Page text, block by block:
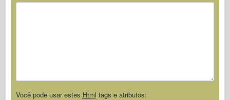
Você pode usar estes Html tags e atributos: